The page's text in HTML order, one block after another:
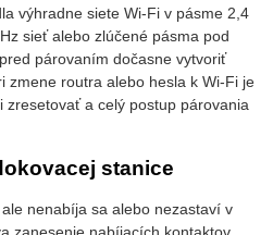
výhradne siete Wi-Fi v pásme 2,4
sieť alebo zlúčené pásma pod
párovaním dočasne vytvoriť
zmene routra alebo hesla k Wi-Fi je
zresetovať a celý postup párovania
stanice
nenabíja sa alebo nezastaví v
zanesenie nabíjacích kontaktov